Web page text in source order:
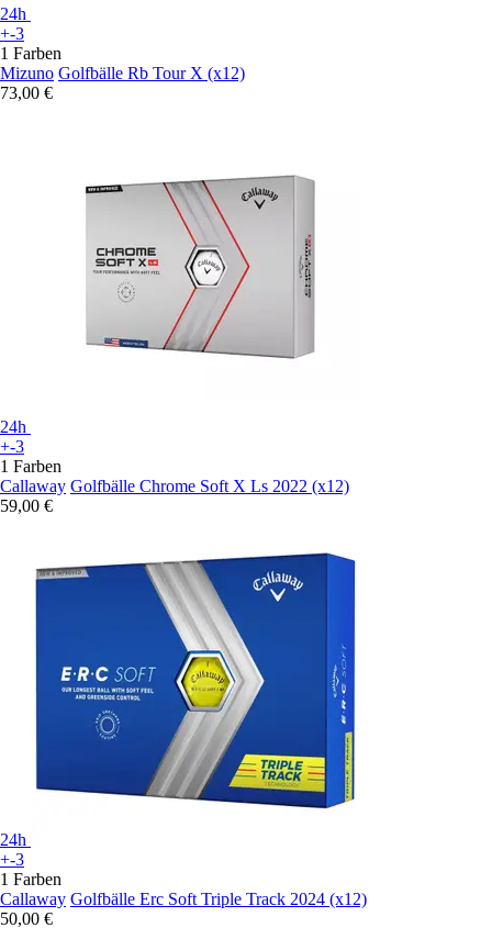
24h
+-3
1 Farben
Mizuno Golfbälle Rb Tour X (x12)
73,00 €
24h
+-3
1 Farben
Callaway Golfbälle Chrome Soft X Ls 2022 (x12)
59,00 €
24h
+-3
1 Farben
Callaway Golfbälle Erc Soft Triple Track 2024 (x12)
50,00 €